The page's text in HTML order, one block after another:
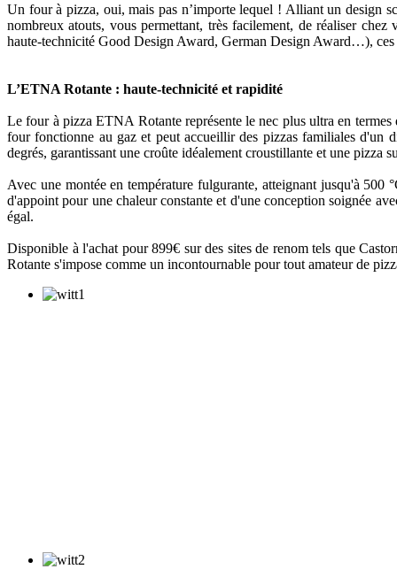
Un four à pizza, oui, mais pas n’importe lequel ! Alliant un design
nombreux atouts, vous permettant, très facilement, de réaliser
haute-technicité Good Design Award, German Design Award…),
L’ETNA Rotante : haute-technicité et rapidité
Le four à pizza ETNA Rotante représente le nec plus ultra en
four fonctionne au gaz et peut accueillir des pizzas familiales d'un
degrés, garantissant une croûte idéalement croustillante et une pizza
Avec une montée en température fulgurante, atteignant jusqu'à
d'appoint pour une chaleur constante et d'une conception soignée
égal.
Disponible à l'achat pour 899€ sur des sites de renom tels que
Rotante s'impose comme un incontournable pour tout amateur de